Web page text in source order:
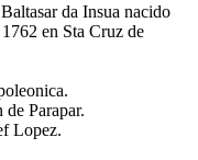
da Insua nacido
en Sta Cruz de
Parapar.
Lopez.